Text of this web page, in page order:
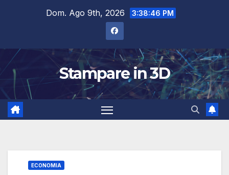
Dom. Ago 9th, 2026 3:38:47 PM
Stampare in 3D
ECONOMIA